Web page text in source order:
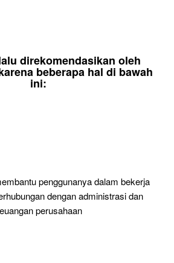
direkomendasikan oleh
beberapa hal di bawah
ini:
penggunanya dalam bekerja
dengan administrasi dan
perusahaan